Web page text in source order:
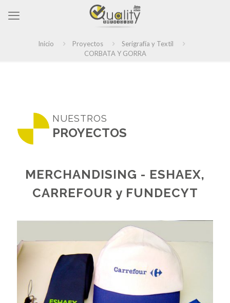
Inicio Proyectos
Serigrafía y Textil
CORBATA Y GORRA
NUESTROS
PROYECTOS
MERCHANDISING - ESHAEX,
CARREFOUR y FUNDECYT